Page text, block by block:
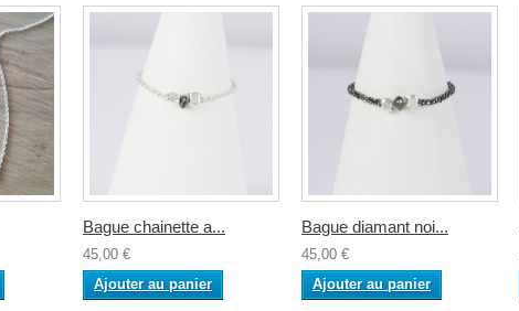
Bague chainette a...
45,00 €
Ajouter au panier
Bague diamant noi...
45,00 €
Ajouter au panier